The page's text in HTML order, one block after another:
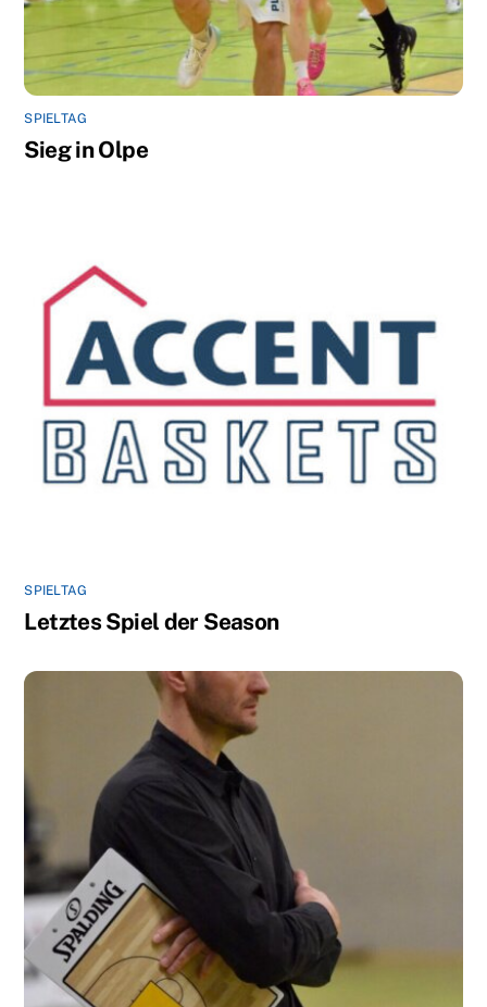
SPIELTAG
Sieg in Olpe
SPIELTAG
Letztes Spiel der Season